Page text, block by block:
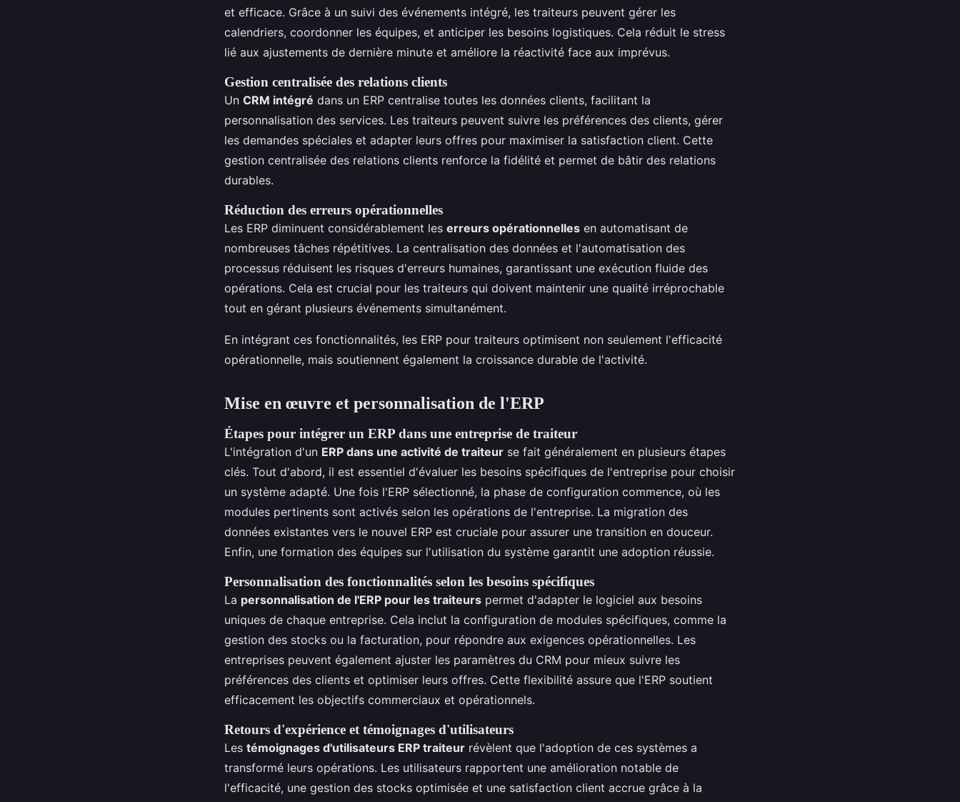
et efficace. Grâce à un suivi des événements intégré, les traiteurs peuvent gérer les
calendriers, coordonner les équipes, et anticiper les besoins logistiques. Cela réduit le stress
lié aux ajustements de dernière minute et améliore la réactivité face aux imprévus.
Gestion centralisée des relations clients
Un CRM intégré dans un ERP centralise toutes les données clients, facilitant la
personnalisation des services. Les traiteurs peuvent suivre les préférences des clients, gérer
les demandes spéciales et adapter leurs offres pour maximiser la satisfaction client. Cette
gestion centralisée des relations clients renforce la fidélité et permet de bâtir des relations
durables.
Réduction des erreurs opérationnelles
Les ERP diminuent considérablement les erreurs opérationnelles en automatisant de
nombreuses tâches répétitives. La centralisation des données et l'automatisation des
processus réduisent les risques d'erreurs humaines, garantissant une exécution fluide des
opérations. Cela est crucial pour les traiteurs qui doivent maintenir une qualité irréprochable
tout en gérant plusieurs événements simultanément.
En intégrant ces fonctionnalités, les ERP pour traiteurs optimisent non seulement l'efficacité
opérationnelle, mais soutiennent également la croissance durable de l'activité.
Mise en œuvre et personnalisation de l'ERP
Étapes pour intégrer un ERP dans une entreprise de traiteur
L'intégration d'un ERP dans une activité de traiteur se fait généralement en plusieurs étapes
clés. Tout d'abord, il est essentiel d'évaluer les besoins spécifiques de l'entreprise pour choisir
un système adapté. Une fois l'ERP sélectionné, la phase de configuration commence, où les
modules pertinents sont activés selon les opérations de l'entreprise. La migration des
données existantes vers le nouvel ERP est cruciale pour assurer une transition en douceur.
Enfin, une formation des équipes sur l'utilisation du système garantit une adoption réussie.
Personnalisation des fonctionnalités selon les besoins spécifiques
La personnalisation de l'ERP pour les traiteurs permet d'adapter le logiciel aux besoins
uniques de chaque entreprise. Cela inclut la configuration de modules spécifiques, comme la
gestion des stocks ou la facturation, pour répondre aux exigences opérationnelles. Les
entreprises peuvent également ajuster les paramètres du CRM pour mieux suivre les
préférences des clients et optimiser leurs offres. Cette flexibilité assure que l'ERP soutient
efficacement les objectifs commerciaux et opérationnels.
Retours d'expérience et témoignages d'utilisateurs
Les témoignages d'utilisateurs ERP traiteur révèlent que l'adoption de ces systèmes a
transformé leurs opérations. Les utilisateurs rapportent une amélioration notable de
l'efficacité, une gestion des stocks optimisée et une satisfaction client accrue grâce à la